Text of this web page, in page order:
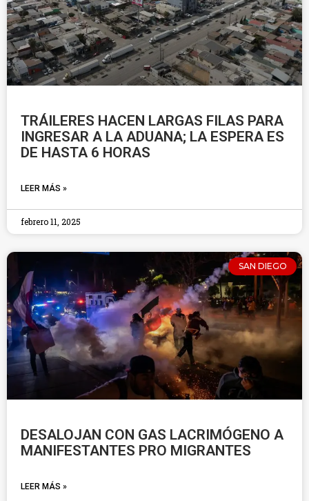
TRÁILERES HACEN LARGAS FILAS PARA
INGRESAR A LA ADUANA; LA ESPERA ES
DE HASTA 6 HORAS
LEER MÁS »
febrero 11, 2025
SAN DIEGO
DESALOJAN CON GAS LACRIMÓGENO A
MANIFESTANTES PRO MIGRANTES
LEER MÁS »